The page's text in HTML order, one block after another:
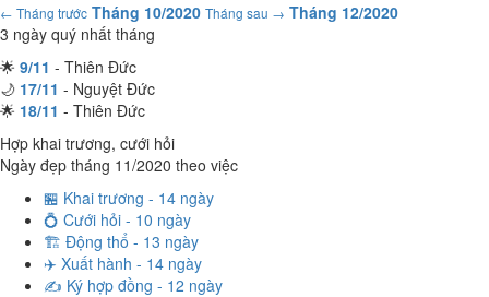
← Tháng trước Tháng 10/2020 Tháng sau → Tháng 12/2020
3 ngày quý nhất tháng
🌟 9/11 - Thiên Đức
🌙 17/11 - Nguyệt Đức
🌟 18/11 - Thiên Đức
Hợp khai trương, cưới hỏi
Ngày đẹp tháng 11/2020 theo việc
🏪 Khai trương - 14 ngày
💍 Cưới hỏi - 10 ngày
🏗️ Động thổ - 13 ngày
✈️ Xuất hành - 14 ngày
✍️ Ký hợp đồng - 12 ngày